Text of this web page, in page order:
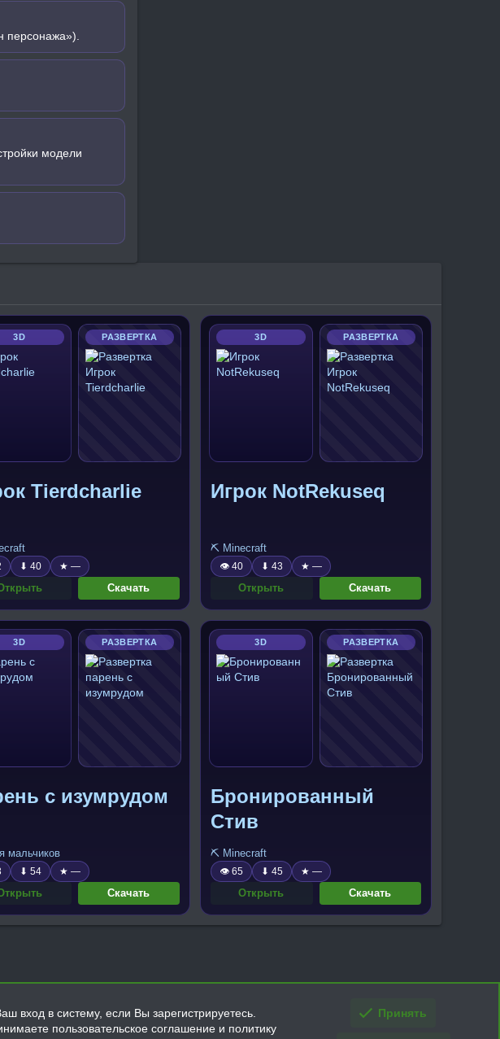
персонажа»).
модели
3D РАЗВЕРТКА
Tierdcharlie
⬇ 40 ★ —
Скачать
3D РАЗВЕРТКА
Игрок NotRekuseq
⛏️ Minecraft
👁 40 ⬇ 43 ★ —
Открыть Скачать
3D РАЗВЕРТКА
с изумрудом
мальчиков
⬇ 54 ★ —
Скачать
3D РАЗВЕРТКА
Бронированный
Стив
⛏️ Minecraft
👁 65 ⬇ 45 ★ —
Открыть Скачать
вход в систему, если Вы зарегистрируетесь.
пользовательское соглашение и политику
Принять